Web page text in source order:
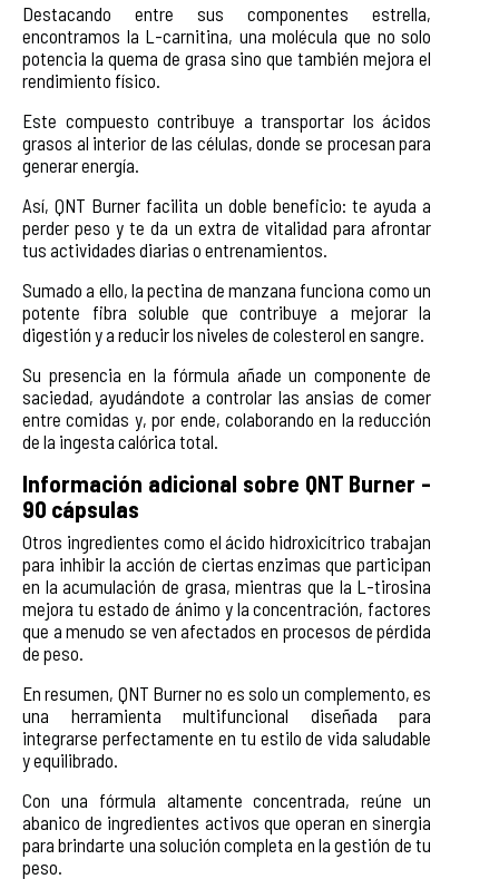
Destacando entre sus componentes estrella,
encontramos la L-carnitina, una molécula que no solo
potencia la quema de grasa sino que también mejora el
rendimiento físico.
Este compuesto contribuye a transportar los ácidos
grasos al interior de las células, donde se procesan para
generar energía.
Así, QNT Burner facilita un doble beneficio: te ayuda a
perder peso y te da un extra de vitalidad para afrontar
tus actividades diarias o entrenamientos.
Sumado a ello, la pectina de manzana funciona como un
potente fibra soluble que contribuye a mejorar la
digestión y a reducir los niveles de colesterol en sangre.
Su presencia en la fórmula añade un componente de
saciedad, ayudándote a controlar las ansias de comer
entre comidas y, por ende, colaborando en la reducción
de la ingesta calórica total.
Información adicional sobre QNT Burner -
90 cápsulas
Otros ingredientes como el ácido hidroxicítrico trabajan
para inhibir la acción de ciertas enzimas que participan
en la acumulación de grasa, mientras que la L-tirosina
mejora tu estado de ánimo y la concentración, factores
que a menudo se ven afectados en procesos de pérdida
de peso.
En resumen, QNT Burner no es solo un complemento, es
una herramienta multifuncional diseñada para
integrarse perfectamente en tu estilo de vida saludable
y equilibrado.
Con una fórmula altamente concentrada, reúne un
abanico de ingredientes activos que operan en sinergia
para brindarte una solución completa en la gestión de tu
peso.